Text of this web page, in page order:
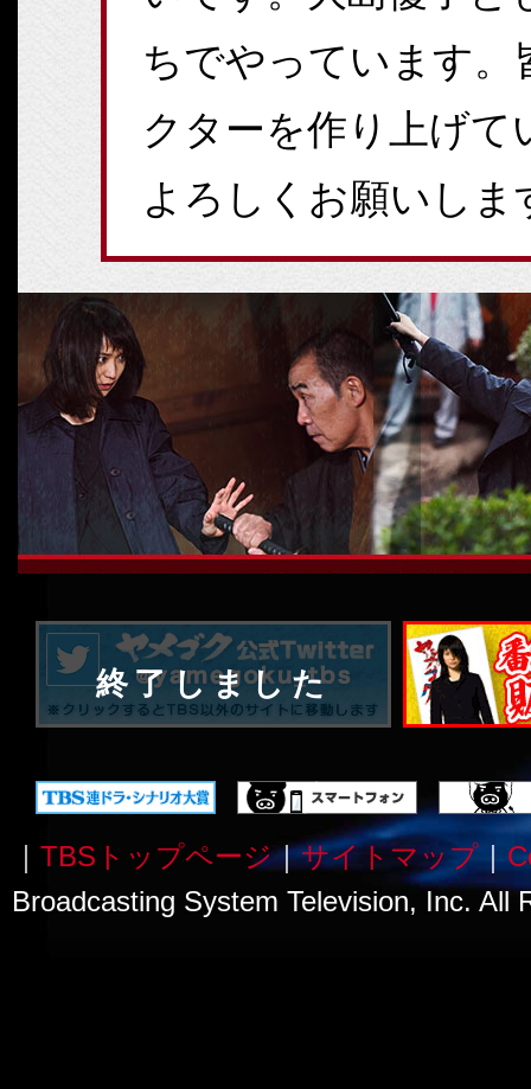
ちでやっています
クターを作り上げ
よろしくお願いしま
終了しました
TBSトップページ｜サイトマップ｜
Broadcasting System Television, Inc. All